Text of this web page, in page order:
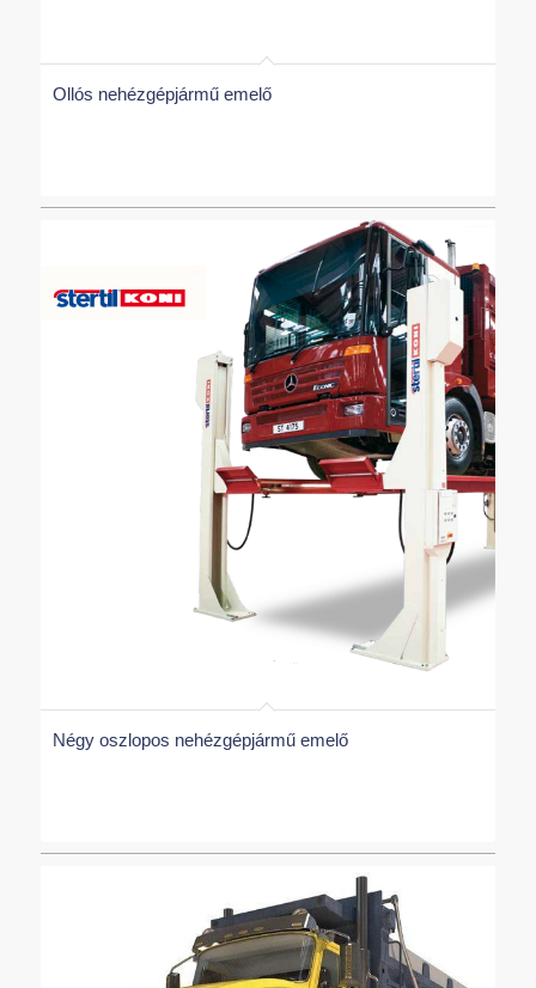
Ollós nehézgépjármű emelő
Négy oszlopos nehézgépjármű emelő